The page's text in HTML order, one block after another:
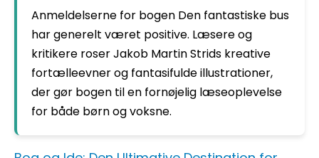
Anmeldelserne for bogen Den fantastiske bus
har generelt været positive. Læsere og
kritikere roser Jakob Martin Strids kreative
fortælleevner og fantasifulde illustrationer,
der gør bogen til en fornøjelig læseoplevelse
for både børn og voksne.